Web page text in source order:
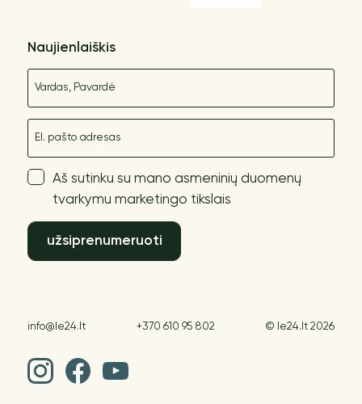
Naujienlaiškis
Aš sutinku su mano asmeninių duomenų
tvarkymu marketingo tikslais
užsiprenumeruoti
info@le24.lt +370 610 95 802 © le24.lt 2026